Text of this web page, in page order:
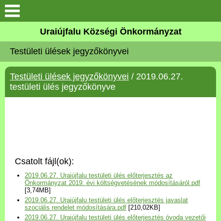
Köszöntő
Elérhetőségek
Uraiújfalu
Választási információk
Versenyképes Járások
Program
Uraiújfalu Községi Önkormányzat
Testületi ülések jegyzőkönyvei
Testületi ülések jegyzőkönyvei / 2019.06.27.
testületi ülés jegyzőkönyve
Csatolt fájl(ok):
2019.06.27. Uraiújfalu testületi ülés előterjesztés az
Önkormányzat 2019. évi költségvetésének módosításáról.pdf
[3,74MB]
2019.06.27. Uraiújfalu testületi ülés előterjesztés javaslat
szociális rendelet módosítására.pdf [210,02KB]
2019.06.27. Uraiújfalu testületi ülés előterjesztés óvoda vezetői